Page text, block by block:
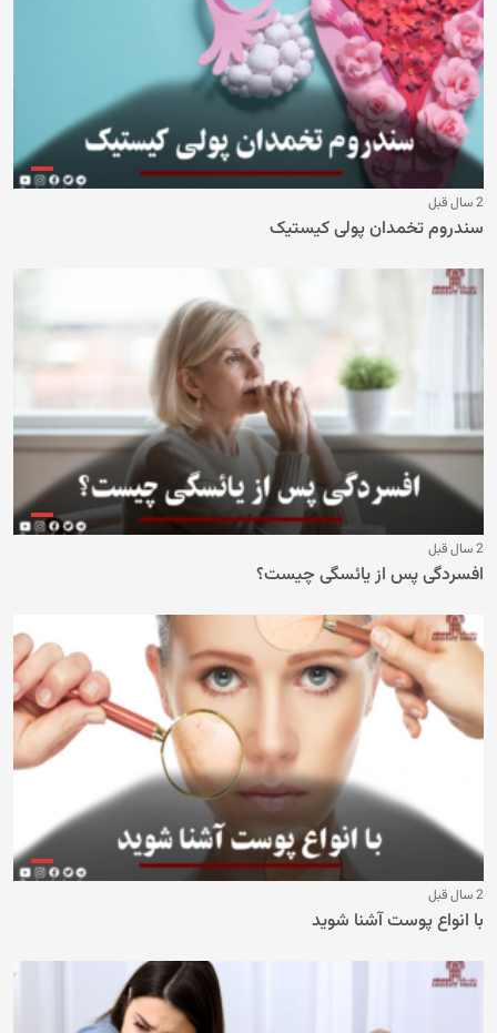
2 سال قبل
سندروم تخمدان پولی کیستیک
2 سال قبل
افسردگی پس از یائسگی چیست؟
2 سال قبل
با انواع پوست آشنا شوید